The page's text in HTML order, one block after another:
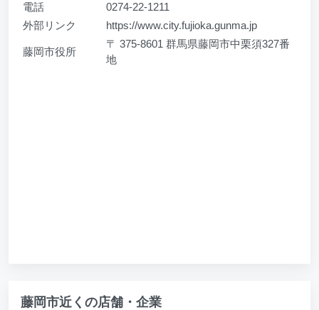
電話
0274-22-1211
外部リンク
https://www.city.fujioka.gunma.jp
藤岡市役所
〒 375-8601 群馬県藤岡市中栗須327番
地
藤岡市近くの店舗・企業